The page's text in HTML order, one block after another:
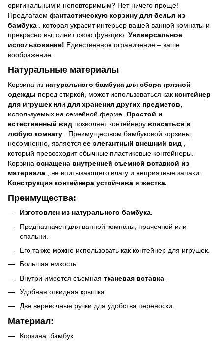
оригинальным и неповторимым? Нет ничего проще!
Предлагаем фантастическую корзину для белья из
бамбука , которая украсит интерьер вашей ванной комнаты и
прекрасно выполнит свою функцию. Универсальное
использование! Единственное ограничение – ваше
воображение.
Натуральные материалы
Корзина из натурального бамбука для сбора грязной
одежды перед стиркой, может использоваться как контейнер
для игрушек или для хранения других предметов,
используемых на семейной ферме. Простой и
естественный вид позволяет контейнеру вписаться в
любую комнату . Преимуществом бамбуковой корзины,
несомненно, является ее элегантный внешний вид
который превосходит обычные пластиковые контейнеры.
Корзина оснащена внутренней съемной вставкой из
материала , не впитывающего влагу и неприятные запахи.
Конструкция контейнера устойчива и жестка.
Преимущества:
Изготовлен из натурального бамбука.
Предназначен для ванной комнаты, прачечной или
спальни.
Его также можно использовать как контейнер для игрушек.
Большая емкость
Внутри имеется съемная тканевая вставка.
Удобная откидная крышка.
Две веревочные ручки для удобства переноски.
Материал:
Корзина: бамбук